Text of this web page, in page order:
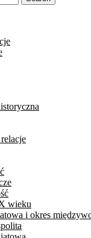
wieku
i okres